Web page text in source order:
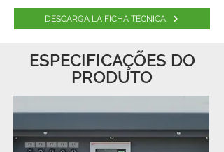
DESCARGA LA FICHA TÉCNICA
ESPECIFICAÇÕES DO
PRODUTO